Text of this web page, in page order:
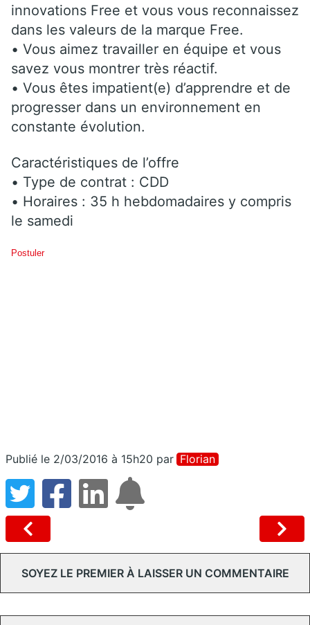
innovations Free et vous vous reconnaissez
dans les valeurs de la marque Free.
• Vous aimez travailler en équipe et vous
savez vous montrer très réactif.
• Vous êtes impatient(e) d’apprendre et de
progresser dans un environnement en
constante évolution.
Caractéristiques de l’offre
• Type de contrat : CDD
• Horaires : 35 h hebdomadaires y compris
le samedi
Postuler
Publié le 2/03/2016 à 15h20 par Florian
SOYEZ LE PREMIER À LAISSER UN COMMENTAIRE